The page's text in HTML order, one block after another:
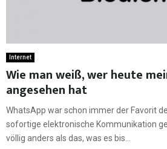
Internet
Wie man weiß, wer heute
angesehen hat
WhatsApp war schon immer der Favorit
sofortige elektronische Kommunikation
völlig anders als das, was es bis...